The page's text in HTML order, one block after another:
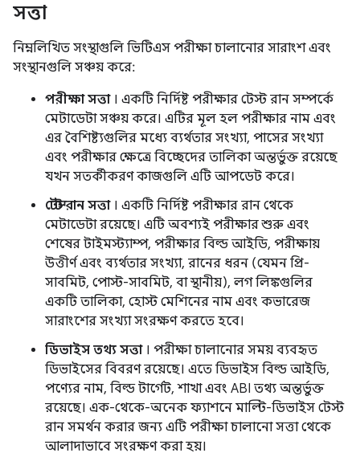
সত্তা
নিম্নলিখিত সংস্থাগুলি ভিটিএস পরীক্ষা চালানোর সারাংশ এবং
সংস্থানগুলি সঞ্চয় করে:
পরীক্ষা সত্তা। একটি নির্দিষ্ট পরীক্ষার টেস্ট রান সম্পর্কে
মেটাডেটা সঞ্চয় করে। এটির মূল হল পরীক্ষার নাম এবং
এর বৈশিষ্ট্যগুলির মধ্যে ব্যর্থতার সংখ্যা, পাসের সংখ্যা
এবং পরীক্ষার ক্ষেত্রে বিচ্ছেদের তালিকা অন্তর্ভুক্ত রয়েছে
যখন সতর্কীকরণ কাজগুলি এটি আপডেট করে।
টেস্ট রান সত্তা। একটি নির্দিষ্ট পরীক্ষার রান থেকে
মেটাডেটা রয়েছে। এটি অবশ্যই পরীক্ষার শুরু এবং
শেষের টাইমস্ট্যাম্প, পরীক্ষার বিল্ড আইডি, পরীক্ষায়
উত্তীর্ণ এবং ব্যর্থতার সংখ্যা, রানের ধরন (যেমন প্রি-
সাবমিট, পোস্ট-সাবমিট, বা স্থানীয়), লগ লিঙ্কগুলির
একটি তালিকা, হোস্ট মেশিনের নাম এবং কভারেজ
সারাংশের সংখ্যা সংরক্ষণ করতে হবে।
ডিভাইস তথ্য সত্তা। পরীক্ষা চালানোর সময় ব্যবহৃত
ডিভাইসের বিবরণ রয়েছে। এতে ডিভাইস বিল্ড আইডি,
পণ্যের নাম, বিল্ড টার্গেট, শাখা এবং ABI তথ্য অন্তর্ভুক্ত
রয়েছে। এক-থেকে-অনেক ফ্যাশনে মাল্টি-ডিভাইস টেস্ট
রান সমর্থন করার জন্য এটি পরীক্ষা চালানো সত্তা থেকে
আলাদাভাবে সংরক্ষণ করা হয়।